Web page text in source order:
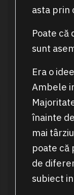
asta prin
Poate
sunt
Era o
Ambele
înainte
mai
poate că
de
subiect